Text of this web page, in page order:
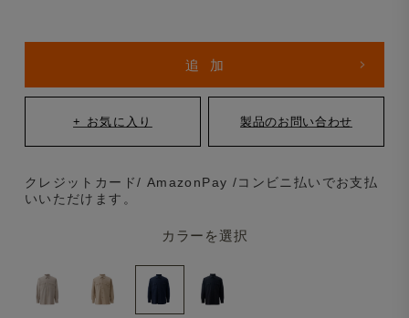
カラーを選択
クレジットカード/ AmazonPay /コンビニ払いでお支払
いいただけます。